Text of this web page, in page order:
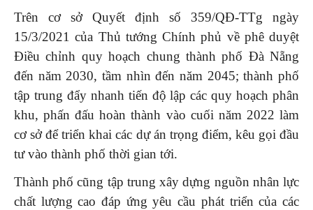
Trên cơ sở Quyết định số 359/QĐ-TTg ngày
15/3/2021 của Thủ tướng Chính phủ về phê duyệt
Điều chỉnh quy hoạch chung thành phố Đà Nẵng
đến năm 2030, tầm nhìn đến năm 2045; thành phố
tập trung đẩy nhanh tiến độ lập các quy hoạch phân
khu, phấn đấu hoàn thành vào cuối năm 2022 làm
cơ sở để triển khai các dự án trọng điểm, kêu gọi đầu
tư vào thành phố thời gian tới.
Thành phố cũng tập trung xây dựng nguồn nhân lực
chất lượng cao đáp ứng yêu cầu phát triển của các